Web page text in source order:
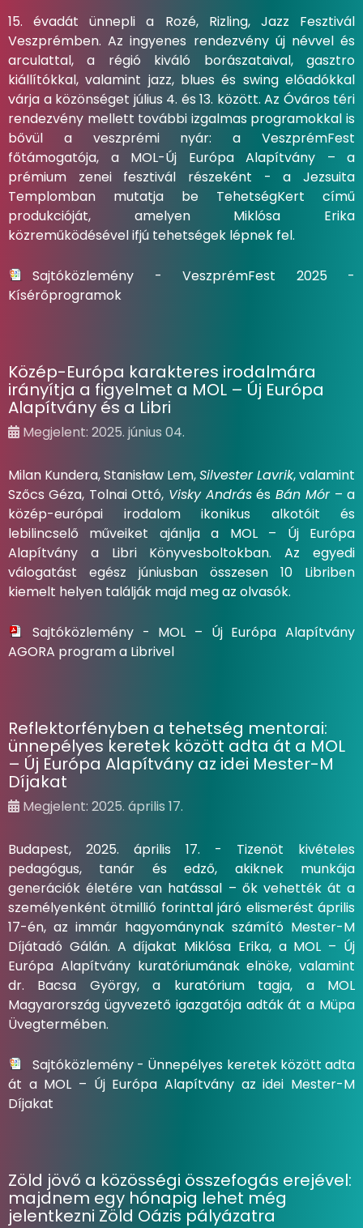
15. évadát ünnepli a Rozé, Rizling, Jazz Fesztivál
Veszprémben. Az ingyenes rendezvény új névvel és
arculattal, a régió kiváló borászataival, gasztro
kiállítókkal, valamint jazz, blues és swing előadókkal
várja a közönséget július 4. és 13. között. Az Óváros téri
rendezvény mellett további izgalmas programokkal is
bővül a veszprémi nyár: a VeszprémFest
főtámogatója, a MOL-Új Európa Alapítvány – a
prémium zenei fesztivál részeként - a Jezsuita
Templomban mutatja be TehetségKert című
produkcióját, amelyen Miklósa Erika
közreműködésével ifjú tehetségek lépnek fel.
Sajtóközlemény - VeszprémFest 2025 -
Kísérőprogramok
Közép-Európa karakteres irodalmára
irányítja a figyelmet a MOL – Új Európa
Alapítvány és a Libri
Megjelent: 2025. június 04.
Milan Kundera, Stanisław Lem,Silvester Lavrik, valamint
Szőcs Géza, Tolnai Ottó, Visky András és Bán Mór– a
közép-európai irodalom ikonikus alkotóit és
lebilincselő műveiket ajánlja a MOL – Új Európa
Alapítvány a Libri Könyvesboltokban. Az egyedi
válogatást egész júniusban összesen 10 Libriben
kiemelt helyen találják majd meg az olvasók.
Sajtóközlemény - MOL – Új Európa Alapítvány
AGORA program a Librivel
Reflektorfényben a tehetség mentorai:
ünnepélyes keretek között adta át a MOL
– Új Európa Alapítvány az idei Mester-M
Díjakat
Megjelent: 2025. április 17.
Budapest, 2025. április 17. - Tizenöt kivételes
pedagógus, tanár és edző, akiknek munkája
generációk életére van hatással – ők vehették át a
személyenként ötmillió forinttal járó elismerést április
17-én, az immár hagyománynak számító Mester-M
Díjátadó Gálán. A díjakat Miklósa Erika, a MOL – Új
Európa Alapítvány kuratóriumának elnöke, valamint
dr. Bacsa György, a kuratórium tagja, a MOL
Magyarország ügyvezető igazgatója adták át a Müpa
Üvegtermében.
Sajtóközlemény - Ünnepélyes keretek között adta
át a MOL – Új Európa Alapítvány az idei Mester-M
Díjakat
Zöld jövő a közösségi összefogás erejével:
majdnem egy hónapig lehet még
jelentkezni Zöld Oázis pályázatra